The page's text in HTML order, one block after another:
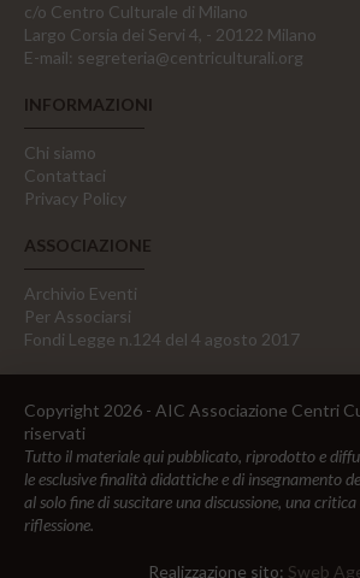
c/o Centro Culturale di Milano
Largo Corsia dei Servi 4, - 20122 Milano
E-mail: segreteria@centriculturali.org
INFORMAZIONI
Chi siamo
Contattaci
Privacy Policy
ASSOCIAZIONE
Archivio Eventi
Per Associarsi
Fondi Legge n.124 del 4 agosto 2017
Copyright 2026 - AIC Associazione Centri
riservati
Tutto il materiale qui pubblicato, riprodotto e
le esclusive finalità didattiche e di insegnamento
al solo fine di suscitare una discussione, una
riflessione.
Realizzazione sito: Sweb